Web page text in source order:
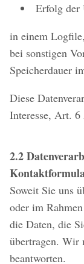
Erfolg der
in einem
bei sonstigen
Speicherdauer
Diese
Interesse, Art.
2.2
Soweit Sie uns
oder im
die Daten, die
übertragen. Wir
beantworten.